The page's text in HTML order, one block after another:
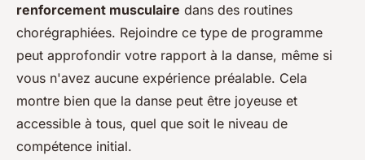
renforcement musculaire dans des routines
chorégraphiées. Rejoindre ce type de programme
peut approfondir votre rapport à la danse, même si
vous n'avez aucune expérience préalable. Cela
montre bien que la danse peut être joyeuse et
accessible à tous, quel que soit le niveau de
compétence initial.